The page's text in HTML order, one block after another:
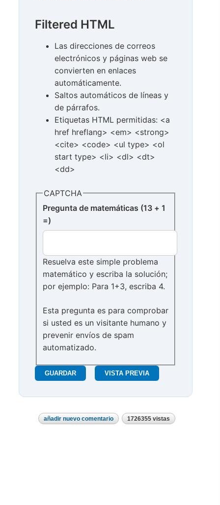
Filtered HTML
Las direcciones de correos
electrónicos y páginas web se
convierten en enlaces
automáticamente.
Saltos automáticos de líneas y
de párrafos.
Etiquetas HTML permitidas: <a
href hreflang> <em> <strong>
<cite> <code> <ul type> <ol
start type> <li> <dl> <dt>
<dd>
CAPTCHA
Pregunta de matemáticas (13 + 1
=)
Resuelva este simple problema
matemático y escriba la solución;
por ejemplo: Para 1+3, escriba 4.
Esta pregunta es para comprobar
si usted es un visitante humano y
prevenir envíos de spam
automatizado.
añadir nuevo comentario 1726355 vistas